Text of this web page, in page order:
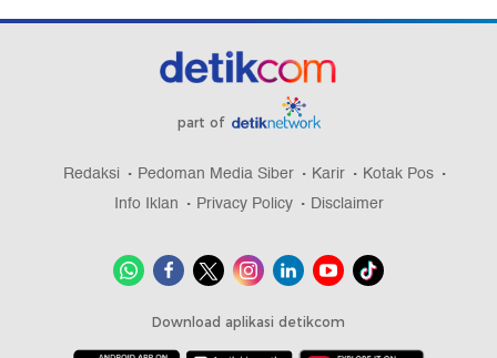
part of
Redaksi Pedoman Media Siber Karir
Kotak Pos
Info Iklan
Privacy Policy Disclaimer
Download aplikasi detikcom